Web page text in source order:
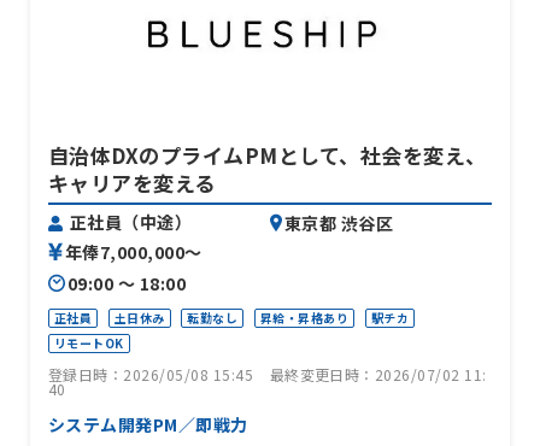
自治体DXのプライムPMとして、社会を変え、
キャリアを変える
正社員（中途）
年俸7,000,000〜
09:00 〜 18:00
東京都 渋谷区
正社員 土日休み 転勤なし 昇給・昇格あり
駅チカ
リモートOK
登録日時：2026/05/08 15:45 最終変更日時：2026/07/02 11:
40
システム開発PM／即戦力